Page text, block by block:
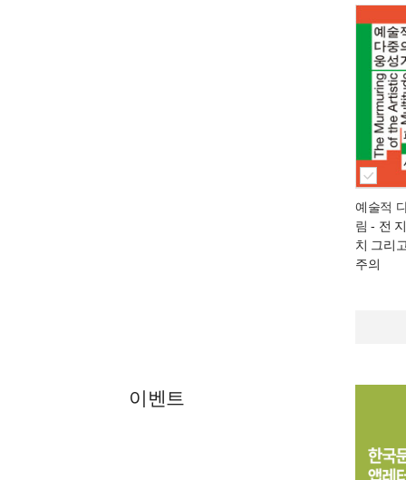
예술적
림 - 전
치 그리
주의
이벤트